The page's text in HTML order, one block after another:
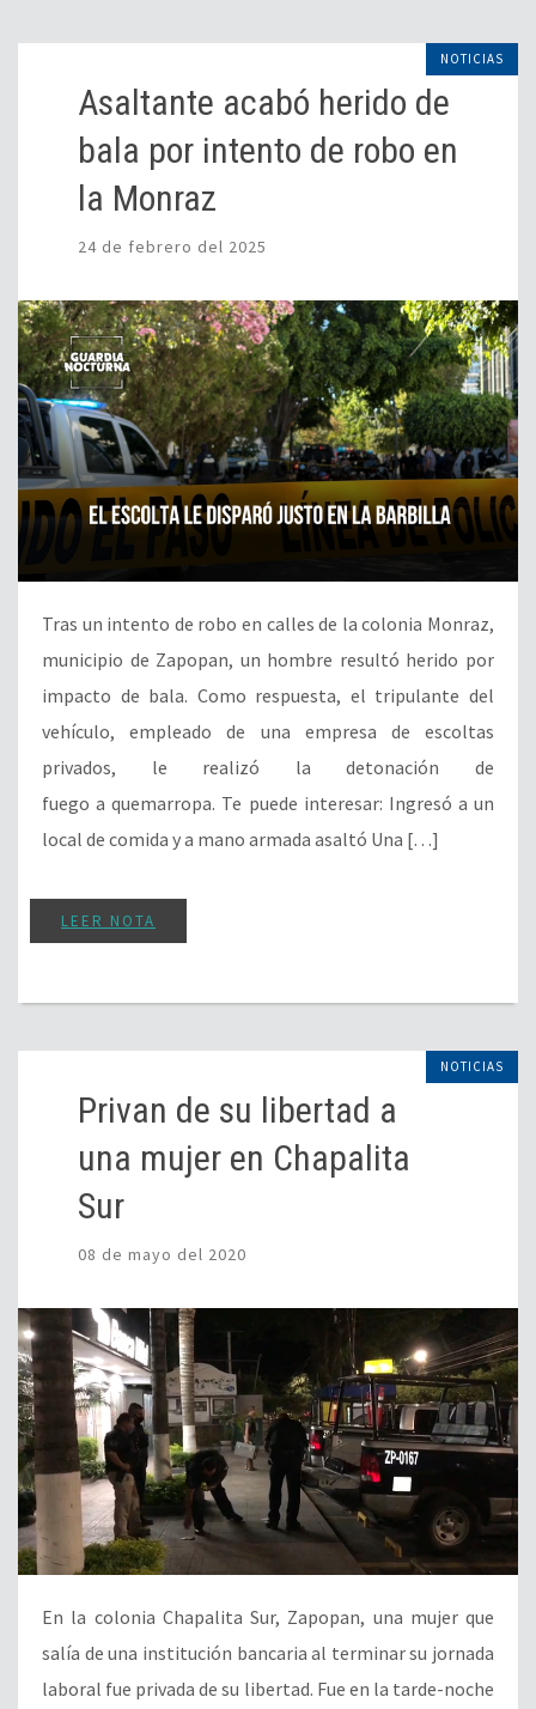
NOTICIAS
Asaltante acabó herido de
bala por intento de robo en
la Monraz
24 de febrero del 2025
Tras un intento de robo en calles de la colonia Monraz,
municipio de Zapopan, un hombre resultó herido por
impacto de bala. Como respuesta, el tripulante del
vehículo, empleado de una empresa de escoltas
privados, le realizó la detonación de
fuego a quemarropa. Te puede interesar: Ingresó a un
local de comida y a mano armada asaltó Una […]
LEER NOTA
NOTICIAS
Privan de su libertad a
una mujer en Chapalita
Sur
08 de mayo del 2020
En la colonia Chapalita Sur, Zapopan, una mujer que
salía de una institución bancaria al terminar su jornada
laboral fue privada de su libertad. Fue en la tarde-noche